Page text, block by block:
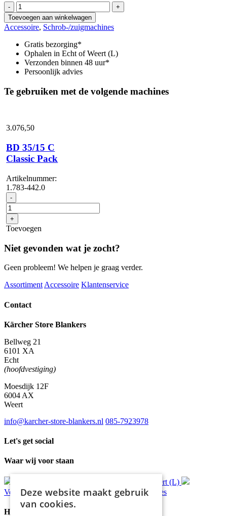
-
Disk
pad
330
aantal
+
Toevoegen aan winkelwagen
Accessoire, Schrob-/zuigmachines
Gratis bezorging*
Ophalen in Echt of Weert (L)
Verzonden binnen 48 uur*
Persoonlijk advies
Te gebruiken met de volgende machines
3.076,50
BD 35/15 C
Classic Pack
Artikelnummer:
1.783-442.0
- BD
35/15
C
Classic
Pack
+
Toevoegen
Niet gevonden wat je zocht?
Geen probleem! We helpen je graag verder.
Assortiment Accessoire Klantenservice
Contact
Kärcher Store Blankers
Bellweg 21
6101 XA
Echt
(hoofdvestiging)
Moesdijk 12F
6004 AX
Weert
info@karcher-store-blankers.nl 085-7923978
Let's get social
Waar wij voor staan
Ophalen in Echt of Weert (L)
Verzondenbinnen 48 uur* Persoonlijk advies
Handige Links
Deze website maakt gebruik
van cookies.